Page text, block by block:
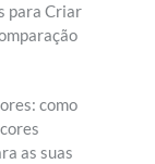
para Criar
como
as suas